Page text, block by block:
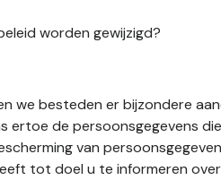
worden gewijzigd?
we besteden er bijzondere
ertoe de persoonsgegevens
van
tot doel u te informeren